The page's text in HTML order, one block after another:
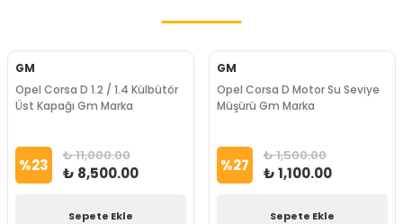
GM
Opel Corsa D 1.2 / 1.4 Külbütör
Üst Kapağı Gm Marka
%23 ₺ 11,000.00
₺ 8,500.00
Sepete Ekle
GM
Opel Corsa D Motor Su Seviye
Müşürü Gm Marka
%27 ₺ 1,500.00
₺ 1,100.00
Sepete Ekle